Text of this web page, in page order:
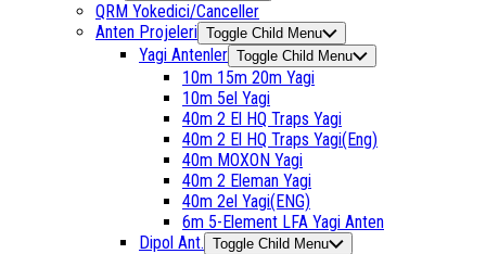
QRM Yokedici/Canceller
Anten Projeleri Toggle Child Menu
Yagi Antenler Toggle Child Menu
10m 15m 20m Yagi
10m 5el Yagi
40m 2 El HQ Traps Yagi
40m 2 El HQ Traps Yagi(Eng)
40m MOXON Yagi
40m 2 Eleman Yagi
40m 2el Yagi(ENG)
6m 5-Element LFA Yagi Anten
Dipol Ant. Toggle Child Menu